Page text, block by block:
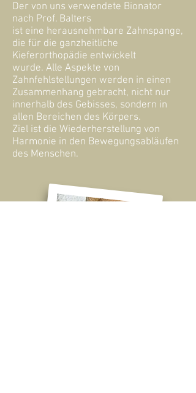
Der von uns verwendete Bionator
nach Prof. Balters
ist eine herausnehmbare Zahnspange,
die für die ganzheitliche
Kieferorthopädie entwickelt
wurde. Alle Aspekte von
Zahnfehlstellungen werden in einen
Zusammenhang gebracht, nicht nur
innerhalb des Gebisses, sondern in
allen Bereichen des Körpers.
Ziel ist die Wiederherstellung von
Harmonie in den Bewegungsabläufen
des Menschen.